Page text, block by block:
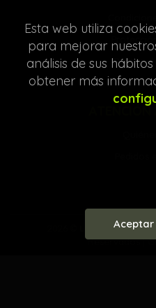
Política
ATENCIÓN
Librería Entre
Reservados |
Esta web utiliza
para mejorar
análisis de sus
obtener más
Aceptar